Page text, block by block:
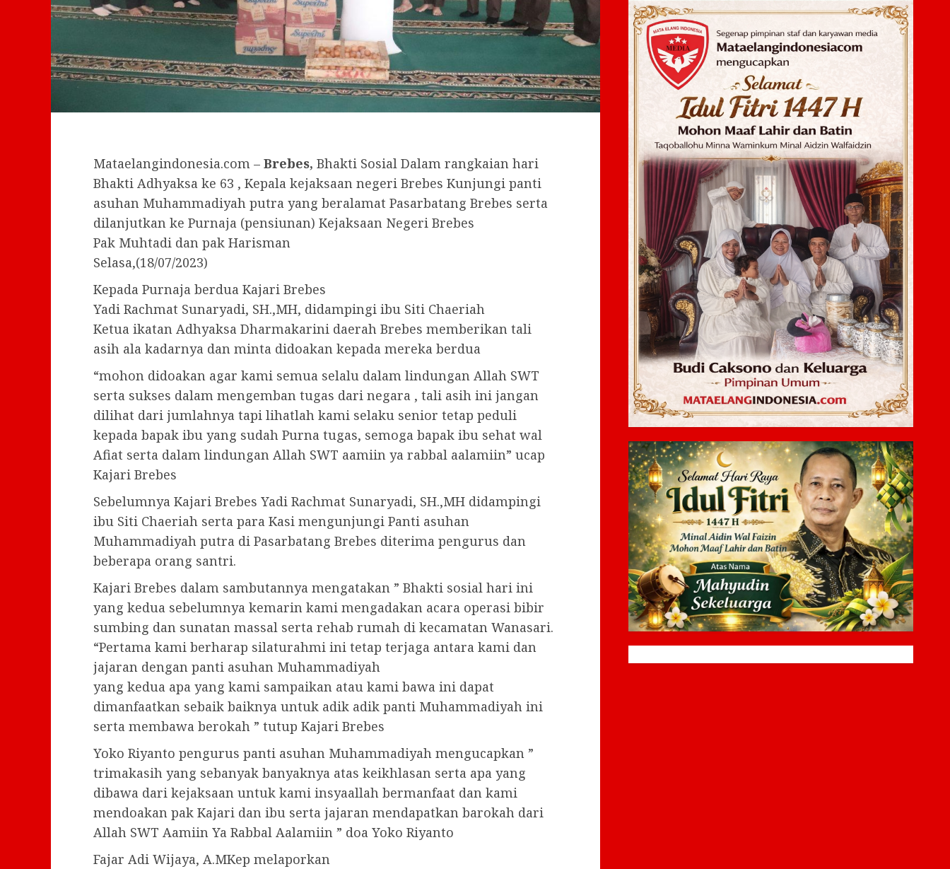
Mataelangindonesia.com – Brebes, Bhakti Sosial Dalam rangkaian hari
Bhakti Adhyaksa ke 63 , Kepala kejaksaan negeri Brebes Kunjungi panti
asuhan Muhammadiyah putra yang beralamat Pasarbatang Brebes serta
dilanjutkan ke Purnaja (pensiunan) Kejaksaan Negeri Brebes
Pak Muhtadi dan pak Harisman
Selasa,(18/07/2023)
Kepada Purnaja berdua Kajari Brebes
Yadi Rachmat Sunaryadi, SH.,MH, didampingi ibu Siti Chaeriah
Ketua ikatan Adhyaksa Dharmakarini daerah Brebes memberikan tali
asih ala kadarnya dan minta didoakan kepada mereka berdua
“mohon didoakan agar kami semua selalu dalam lindungan Allah SWT
serta sukses dalam mengemban tugas dari negara , tali asih ini jangan
dilihat dari jumlahnya tapi lihatlah kami selaku senior tetap peduli
kepada bapak ibu yang sudah Purna tugas, semoga bapak ibu sehat wal
Afiat serta dalam lindungan Allah SWT aamiin ya rabbal aalamiin” ucap
Kajari Brebes
Sebelumnya Kajari Brebes Yadi Rachmat Sunaryadi, SH.,MH didampingi
ibu Siti Chaeriah serta para Kasi mengunjungi Panti asuhan
Muhammadiyah putra di Pasarbatang Brebes diterima pengurus dan
beberapa orang santri.
Kajari Brebes dalam sambutannya mengatakan ” Bhakti sosial hari ini
yang kedua sebelumnya kemarin kami mengadakan acara operasi bibir
sumbing dan sunatan massal serta rehab rumah di kecamatan Wanasari.
“Pertama kami berharap silaturahmi ini tetap terjaga antara kami dan
jajaran dengan panti asuhan Muhammadiyah
yang kedua apa yang kami sampaikan atau kami bawa ini dapat
dimanfaatkan sebaik baiknya untuk adik adik panti Muhammadiyah ini
serta membawa berokah ” tutup Kajari Brebes
Yoko Riyanto pengurus panti asuhan Muhammadiyah mengucapkan ”
trimakasih yang sebanyak banyaknya atas keikhlasan serta apa yang
dibawa dari kejaksaan untuk kami insyaallah bermanfaat dan kami
mendoakan pak Kajari dan ibu serta jajaran mendapatkan barokah dari
Allah SWT Aamiin Ya Rabbal Aalamiin ” doa Yoko Riyanto
Fajar Adi Wijaya, A.MKep melaporkan